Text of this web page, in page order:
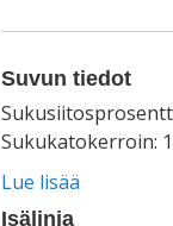
Suvun tiedot
Sukukatokerroin: 1
Lue lisää
Isälinja